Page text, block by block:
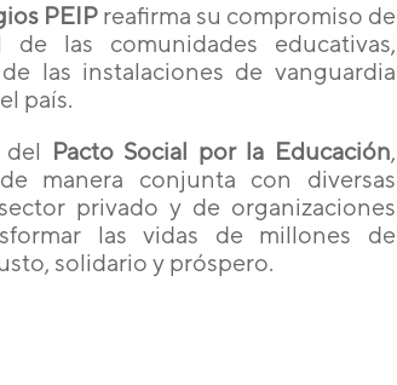
PEIPreafirma su compromiso de
las comunidades educativas,
las instalaciones de vanguardia
país.
Pacto Social por la Educación,
manera conjunta con diversas
privado y de organizaciones
las vidas de millones de
solidario y próspero.